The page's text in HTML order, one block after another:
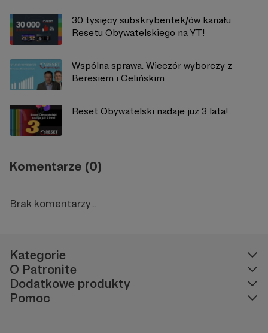
30 tysięcy subskrybentek/ów kanału
Resetu Obywatelskiego na YT!
Wspólna sprawa. Wieczór wyborczy z
Beresiem i Celińskim
Reset Obywatelski nadaje już 3 lata!
Komentarze (0)
Brak komentarzy...
Kategorie
O Patronite
Dodatkowe produkty
Pomoc